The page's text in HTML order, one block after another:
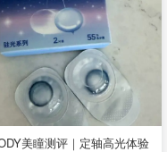
美瞳测评｜定轴高光体验